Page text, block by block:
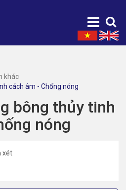
khác
cách âm - Chống nóng
bông thủy tinh
nóng
xét